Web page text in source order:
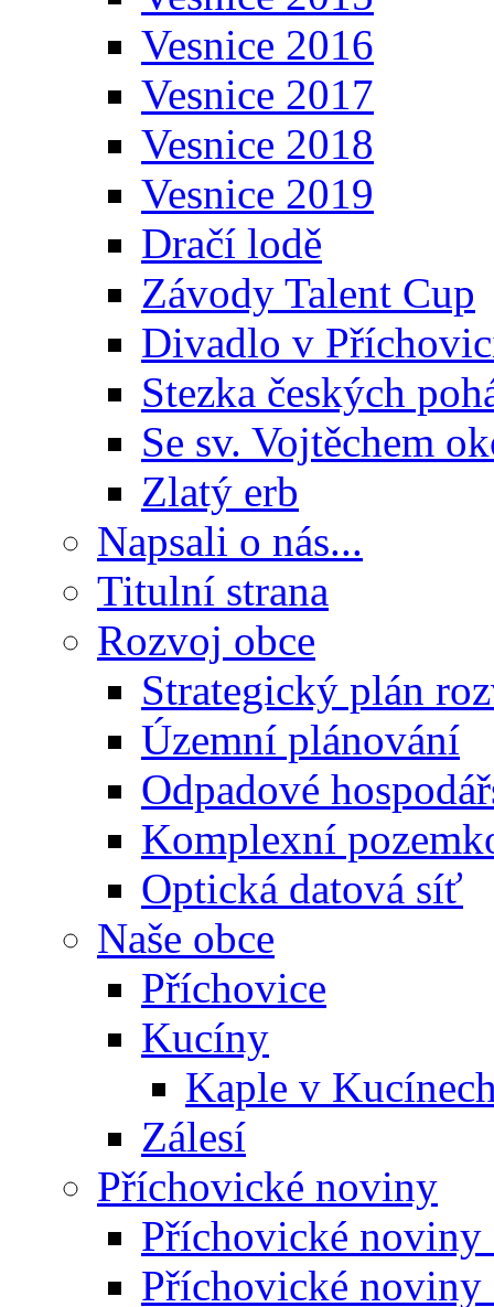
Vesnice 2016
Vesnice 2017
Vesnice 2018
Vesnice 2019
Dračí lodě
Závody Talent Cup
Divadlo v
Stezka českých
Se sv. Vojtěchem
Zlatý erb
Napsali o nás...
Titulní strana
Rozvoj obce
Strategický plán
Územní plánování
Odpadové
Komplexní
Optická datová síť
Naše obce
Příchovice
Kucíny
Kaple v
Zálesí
Příchovické noviny
Příchovické noviny
Příchovické noviny